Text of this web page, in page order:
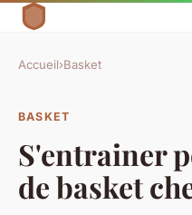
Accueil›Basket
BASKET
S'entrainer
de basket